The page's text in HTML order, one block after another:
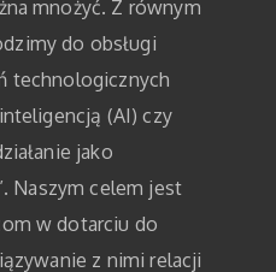
mnożyć. Z równym
do obsługi
technologicznych
(AI) czy
jako
Naszym celem jest
w dotarciu do
z nimi relacji